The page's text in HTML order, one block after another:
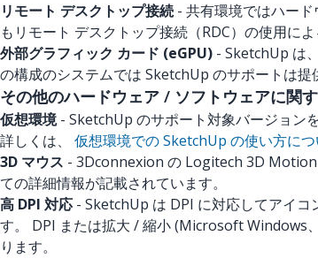
リモート デスクトップ接続 - 共有環境ではハー
もリモート デスクトップ接続（RDC）の使用に
外部グラフィック カード (eGPU) - SketchUp は
の構成のシステムでは SketchUp のサポートは提
その他のハードウェア / ソフトウェアに関
仮想環境- SketchUp のサポート対象バージョン
詳しくは、 仮想環境での SketchUp の使い方につ
3D マウス - 3Dconnexion の Logitech 3D Motion
ての詳細情報が記載されています。
高 DPI 対応 - SketchUp は DPI に対応してアイ
す。 DPI または拡大 / 縮小 (Microsoft Windows
ります。